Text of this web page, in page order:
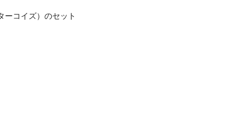
ーコイズ）のセット